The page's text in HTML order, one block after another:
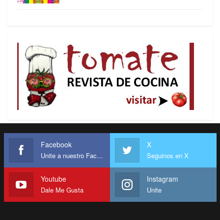
manera segura y barata nuestras materias primas,
como en la colonia. Cualquiera que haya leído bien
“Las Venas Abiertas de América Latina” lo podrá
entender. Y a ese proyecto imperial Venezuela ha
venido siendo funcional (importando más que
Mercosur. (Aparte de que Mercosur tiene un
tratado de libre comercio con Israel, país con el
no tenemos ni queremos tener relaciones,
supongo).
Facebook
Unite a nuestro Facebook
X
Seguinos en X
Youtube
Dale Me Gusta
Instagram
Unite